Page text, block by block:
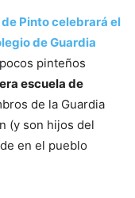
Pinto celebrará el
de Guardia
pinteños
escuela de
de la Guardia
(y son hijos del
en el pueblo